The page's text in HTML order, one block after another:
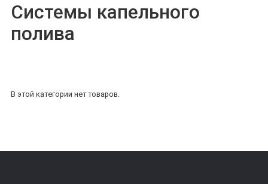
Системы капельного
полива
В этой категории нет товаров.